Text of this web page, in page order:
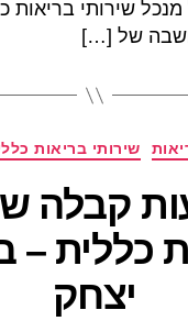
שירותי בריאות
של […]
קטגוריות
שירותי בריאות
קבלה
כללית –
יצחק